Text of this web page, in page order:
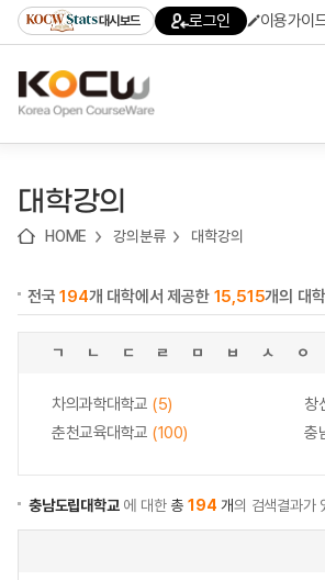
기
기
기
content)
가
대시보드 로그인 이용가이
대학강의
HOME 강의분류 대학강의
전국194개 대학에서 제공한 15,515개의 대
ㄱ ㄴ ㄷ ㄹ ㅁ ㅂ ㅅ ㅇ
차의과학대학교 (5) 창
춘천교육대학교 (100) 충
충남도립대학교에 대한총194 개의 검색결과가